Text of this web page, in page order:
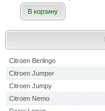
Citroen Berlingo
Citroen Jumper
Citroen Jumpy
Citroen Nemo
В корзину